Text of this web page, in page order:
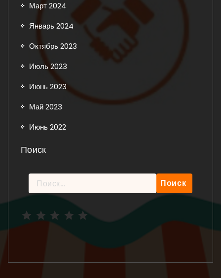
Март 2024
Январь 2024
Октябрь 2023
Июль 2023
Июнь 2023
Май 2023
Июнь 2022
Поиск
Найти: